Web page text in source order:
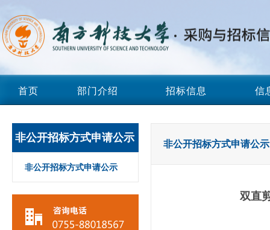
首页 部门介绍 招标信息 信
非公开招标方式申请公示
非公开招标方式申请公示
非公开招标方式申请公示
双直